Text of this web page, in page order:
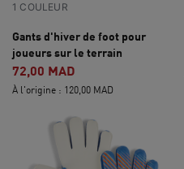
1 COULEUR
Gants d'hiver de foot pour
joueurs sur le terrain
72,00 MAD
À l'origine : 120,00 MAD